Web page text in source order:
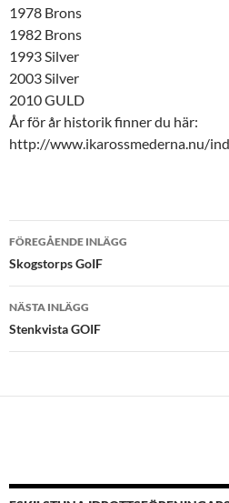
1978 Brons
1982 Brons
1993 Silver
2003 Silver
2010 GULD
År för år historik finner du här:
http://www.ikarossmederna.nu/
Inläggsnavigering
FÖREGÅENDE INLÄGG
Skogstorps GoIF
NÄSTA INLÄGG
Stenkvista GOIF